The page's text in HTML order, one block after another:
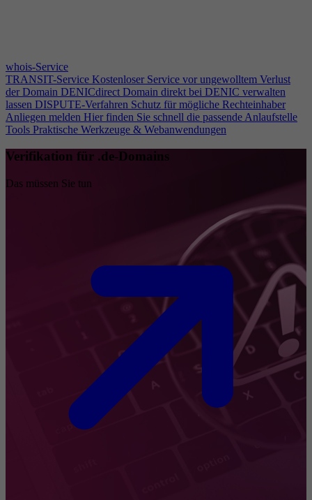
whois-Service
TRANSIT-Service Kostenloser Service vor ungewolltem Verlust
der Domain DENICdirect Domain direkt bei DENIC verwalten
lassen DISPUTE-Verfahren Schutz für mögliche Rechteinhaber
Anliegen melden Hier finden Sie schnell die passende Anlaufstelle
Tools Praktische Werkzeuge & Webanwendungen
Verifikation für .de-Domains
Das müssen Sie tun